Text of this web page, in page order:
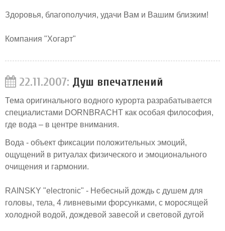
Здоровья, благополучия, удачи Вам и Вашим близким!
Компания "Хогарт"
22.11.2007: Душ впечатлений
Тема оригинального водного курорта разрабатывается
специалистами DORNBRACHT как особая философия,
где вода – в центре внимания.
Вода - объект фиксации положительных эмоций,
ощущений в ритуалах физического и эмоционального
очищения и гармонии.
RAINSKY "electronic" - Небесный дождь с душем для
головы, тела, 4 ливневыми форсунками, с моросящей
холодной водой, дождевой завесой и световой дугой